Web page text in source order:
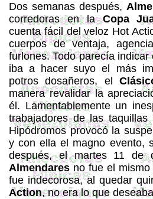
Dos semanas después,
corredoras en laCopa
cuenta fácil del veloz Hot
cuerpos de ventaja,
furlones. Todo parecía
iba a hacer suyo el más
potrosdosañeros, el
manera revalidar la
él. Lamentablemente un
trabajadores de las
Hipódromos provocó la
y con ella el magno evento,
después, el martes 11 de
Almendares no fue el
fue indecorosa, al quedar
Action, no era lo que